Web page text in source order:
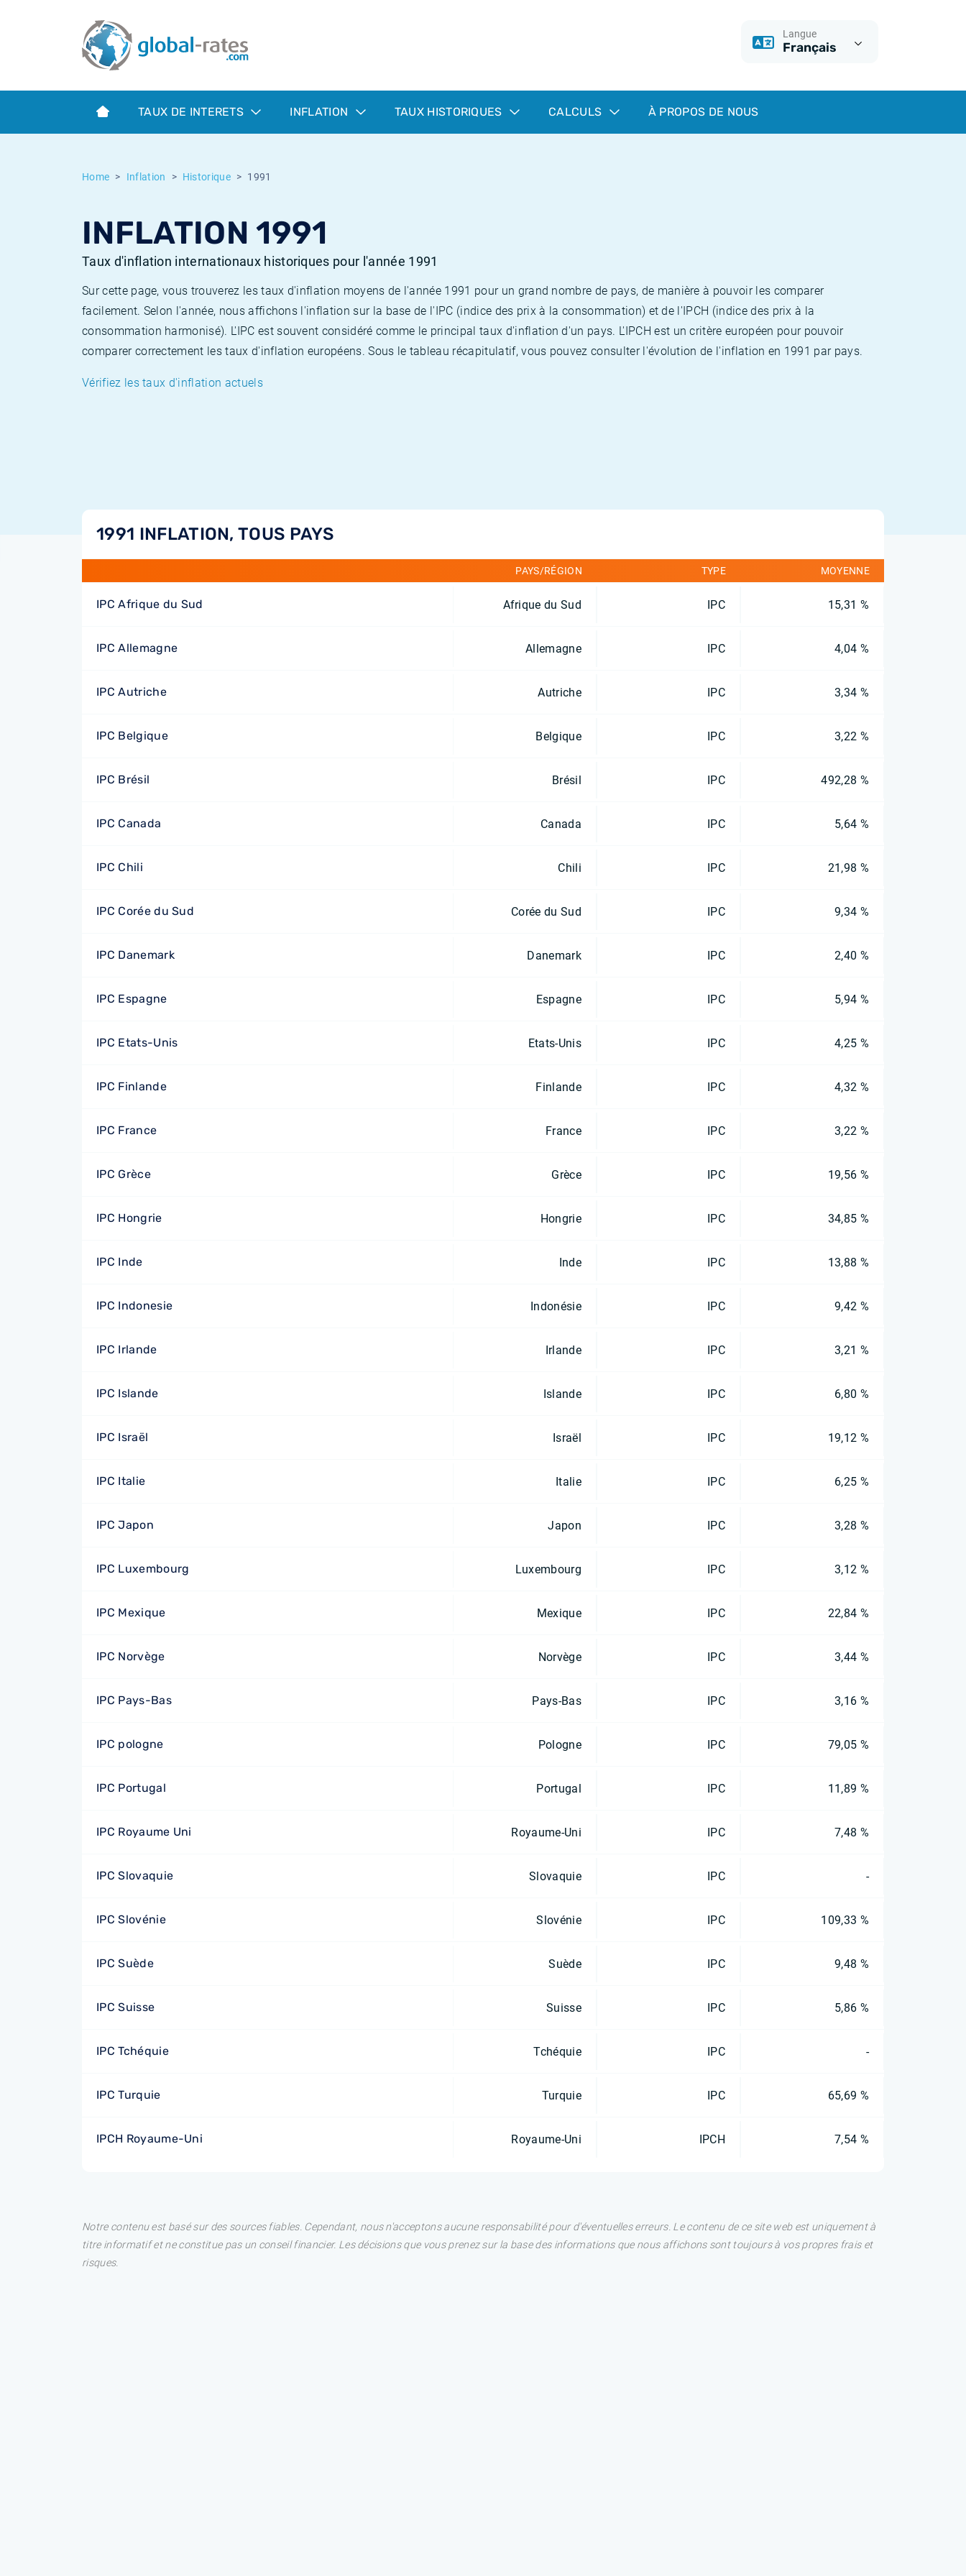
Langue
Français
TAUX DE INTERETS INFLATION TAUX HISTORIQUES CALCULS À PROPOS DE NOUS
Home Inflation Historique 1991
INFLATION 1991
Taux d'inflation internationaux historiques pour l'année 1991
Sur cette page, vous trouverez les taux d'inflation moyens de l'année 1991 pour un grand nombre de pays, de manière à pouvoir les comparer
facilement. Selon l'année, nous affichons l'inflation sur la base de l'IPC (indice des prix à la consommation) et de l'IPCH (indice des prix à la
consommation harmonisé). L'IPC est souvent considéré comme le principal taux d'inflation d'un pays. L'IPCH est un critère européen pour pouvoir
comparer correctement les taux d'inflation européens. Sous le tableau récapitulatif, vous pouvez consulter l'évolution de l'inflation en 1991 par pays.
Vérifiez les taux d'inflation actuels
1991 INFLATION, TOUS PAYS
PAYS/RÉGION TYPE MOYENNE
IPC Afrique du Sud Afrique du Sud IPC 15,31 %
IPC Allemagne Allemagne IPC 4,04 %
IPC Autriche Autriche IPC 3,34 %
IPC Belgique Belgique IPC 3,22 %
IPC Brésil Brésil IPC 492,28 %
IPC Canada Canada IPC 5,64 %
IPC Chili Chili IPC 21,98 %
IPC Corée du Sud Corée du Sud IPC 9,34 %
IPC Danemark Danemark IPC 2,40 %
IPC Espagne Espagne IPC 5,94 %
IPC Etats-Unis Etats-Unis IPC 4,25 %
IPC Finlande Finlande IPC 4,32 %
IPC France France IPC 3,22 %
IPC Grèce Grèce IPC 19,56 %
IPC Hongrie Hongrie IPC 34,85 %
IPC Inde Inde IPC 13,88 %
IPC Indonesie Indonésie IPC 9,42 %
IPC Irlande Irlande IPC 3,21 %
IPC Islande Islande IPC 6,80 %
IPC Israël Israël IPC 19,12 %
IPC Italie Italie IPC 6,25 %
IPC Japon Japon IPC 3,28 %
IPC Luxembourg Luxembourg IPC 3,12 %
IPC Mexique Mexique IPC 22,84 %
IPC Norvège Norvège IPC 3,44 %
IPC Pays-Bas Pays-Bas IPC 3,16 %
IPC pologne Pologne IPC 79,05 %
IPC Portugal Portugal IPC 11,89 %
IPC Royaume Uni Royaume-Uni IPC 7,48 %
IPC Slovaquie Slovaquie IPC -
IPC Slovénie Slovénie IPC 109,33 %
IPC Suède Suède IPC 9,48 %
IPC Suisse Suisse IPC 5,86 %
IPC Tchéquie Tchéquie IPC -
IPC Turquie Turquie IPC 65,69 %
IPCH Royaume-Uni Royaume-Uni IPCH 7,54 %
Notre contenu est basé sur des sources fiables. Cependant, nous n'acceptons aucune responsabilité pour d'éventuelles erreurs. Le contenu de ce site web est uniquement à
titre informatif et ne constitue pas un conseil financier. Les décisions que vous prenez sur la base des informations que nous affichons sont toujours à vos propres frais et
risques.
Term SOFR
Qu'est-ce que l'inflation IPC?
Qu'est-ce que l'inflation IPCH?
Taux Euribor historiques
Taux ESTER historiques
Taux d'inflation historiques
Calculateur d’inflation